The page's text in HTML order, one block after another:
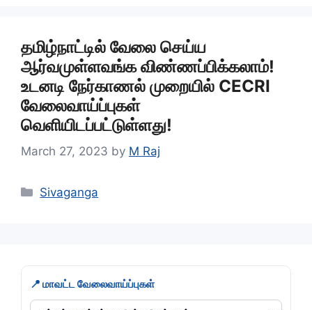
தமிழ்நாட்டில் வேலை செய்ய
ஆர்வமுள்ளவங்க விண்ணப்பிக்கலாம்!
உடனடி நேர்காணல் முறையில் CECRI
வேலைவாய்ப்புகள்
வெளியிடப்பட்டுள்ளது!
March 27, 2023 by M Raj
Categories
Sivaganga
📍 மாவட்ட வேலைவாய்ப்புகள்